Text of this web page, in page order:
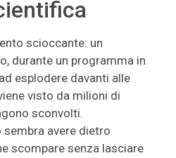
scioccante: un
durante un programma in
esplodere davanti alle
visto da milioni di
sconvolti.
sembra avere dietro
scompare senza lasciare